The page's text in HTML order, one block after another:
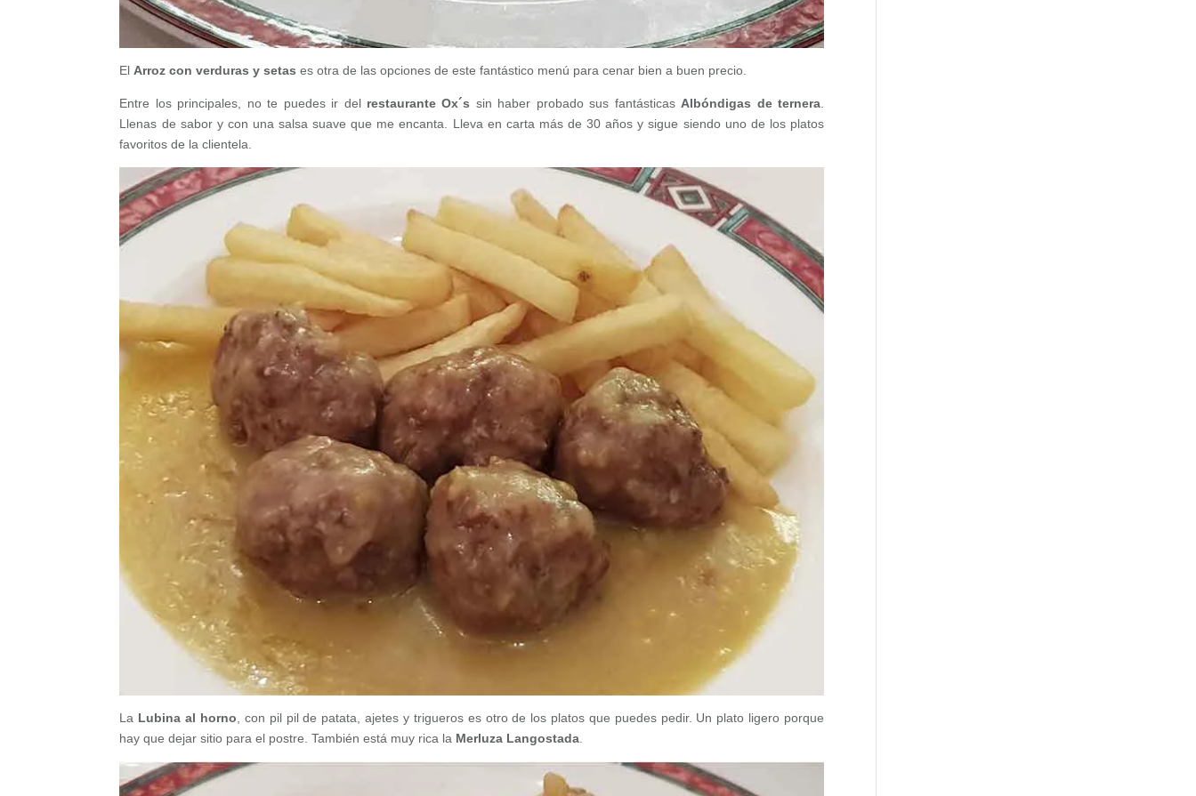
El Arroz con verduras y setas es otra de las opciones de este fantástico menú para cenar bien a buen precio.
Entre los principales, no te puedes ir del restaurante Ox´s sin haber probado sus fantásticas Albóndigas de ternera
Llenas de sabor y con una salsa suave que me encanta. Lleva en carta más de 30 años y sigue siendo uno de los platos
favoritos de la clientela.
La Lubina al horno , con pil pil de patata, ajetes y trigueros es otro de los platos que puedes pedir. Un plato ligero porque
hay que dejar sitio para el postre. También está muy rica la Merluza Langostada